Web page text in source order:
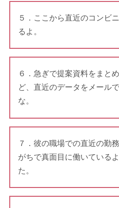
５．ここから直近のコンビ
るよ。
６．急ぎで提案資料をまと
ど、直近のデータをメール
な。
７．彼の職場での直近の勤
がちで真面目に働いている
た。